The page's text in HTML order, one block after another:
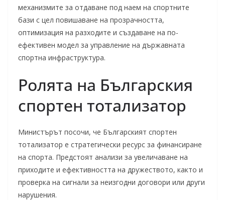
механизмите за отдаване под наем на спортните
бази с цел повишаване на прозрачността,
оптимизация на разходите и създаване на по-
ефективен модел за управление на държавната
спортна инфраструктура.
Ролята на Българския
спортен тотализатор
Министърът посочи, че Българският спортен
тотализатор е стратегически ресурс за финансиране
на спорта. Предстоят анализи за увеличаване на
приходите и ефективността на дружеството, както и
проверка на сигнали за неизгодни договори или други
нарушения.